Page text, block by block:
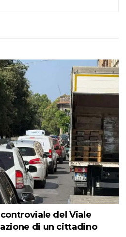
del Viale
di un cittadino